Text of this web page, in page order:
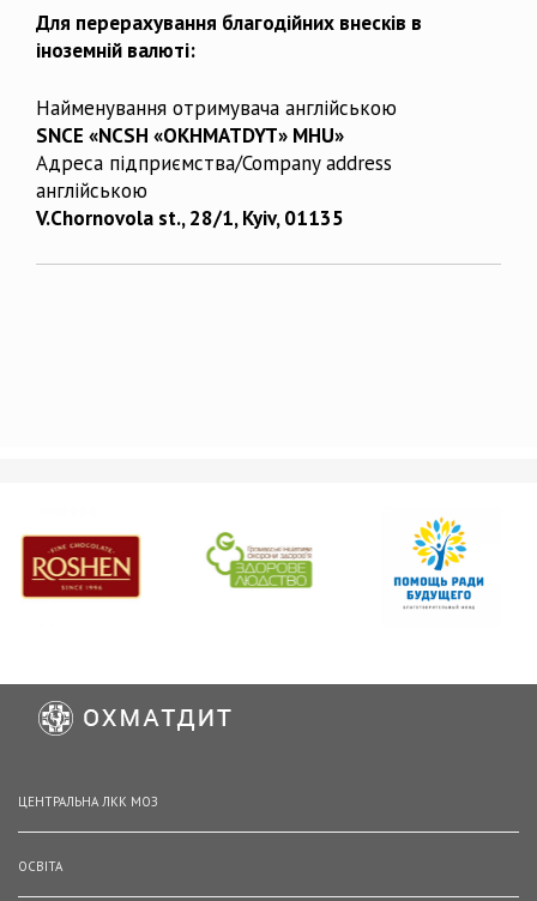
Для перерахування благодійних внесків в
іноземній валюті:
Найменування отримувача англійською
SNCE «NCSH «OKHMATDYT» MHU»
Адреса підприємства/Company address
англійською
V.Chornovola st., 28/1, Kyiv, 01135
ЦЕНТРАЛЬНА ЛКК МОЗ
ОСВІТА